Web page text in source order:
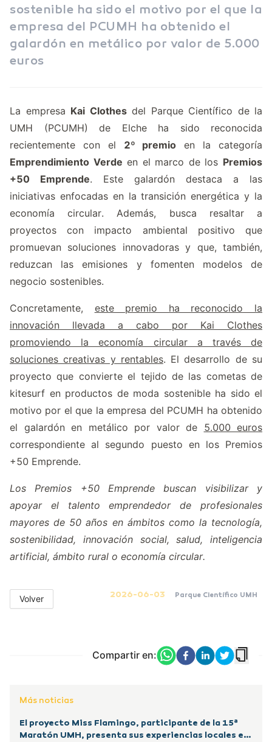
sostenible ha sido el motivo por el que la
empresa del PCUMH ha obtenido el
galardón en metálico por valor de 5.000
euros
La empresa Kai Clothesdel Parque Científico de la
UMH (PCUMH) de Elche ha sido reconocida
recientemente con el 2º premio en la categoría
Emprendimiento Verde en el marco de los Premios
+50 Emprende. Este galardón destaca a las
iniciativas enfocadas en la transición energética y la
economía circular. Además, busca resaltar a
proyectos con impacto ambiental positivo que
promuevan soluciones innovadoras y que, también,
reduzcan las emisiones y fomenten modelos de
negocio sostenibles.
Concretamente, este premio ha reconocido la
innovación llevada a cabo por Kai Clothes
promoviendo la economía circular a través de
soluciones creativas y rentables. El desarrollo de su
proyecto que convierte el tejido de las cometas de
kitesurf en productos de moda sostenible ha sido el
motivo por el que la empresa del PCUMH ha obtenido
el galardón en metálico por valor de 5.000 euros
correspondiente al segundo puesto en los Premios
+50 Emprende.
Los Premios +50 Emprende buscan visibilizar y
apoyar el talento emprendedor de profesionales
mayores de 50 años en ámbitos como la tecnología,
sostenibilidad, innovación social, salud, inteligencia
artificial, ámbito rural o economía circular.
Volver 2026-06-03 Parque Científico UMH
Compartir en:
Más noticias
El proyecto Miss Flamingo, participante de la 15ª
Maratón UMH, presenta sus experiencias locales en